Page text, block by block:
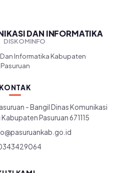
DAN INFORMATIKA
DISKOMINFO
Informatika Kabupaten
Pasuruan
KONTAK
- Bangil Dinas Komunikasi
Pasuruan 671115